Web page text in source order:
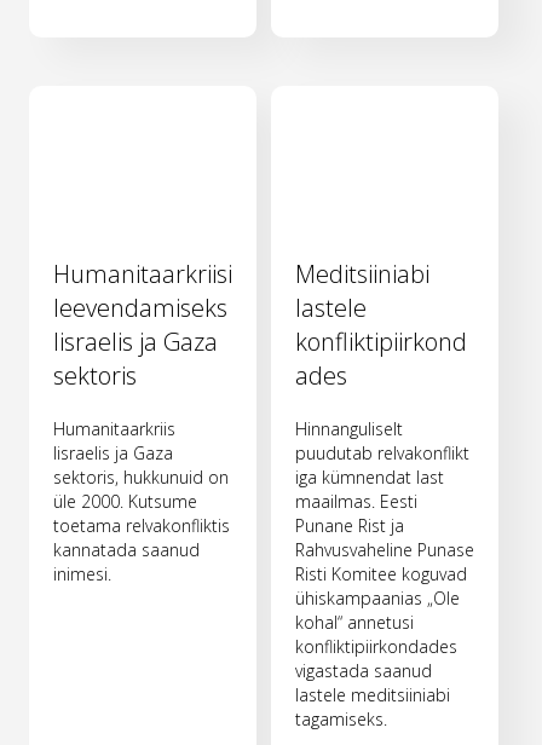
Humanitaarkriisi
leevendamiseks
Iisraelis ja Gaza
sektoris
Humanitaarkriis
Iisraelis ja Gaza
sektoris, hukkunuid on
üle 2000. Kutsume
toetama relvakonfliktis
kannatada saanud
inimesi.
Meditsiiniabi
lastele
konfliktipiirkond
ades
Hinnanguliselt
puudutab relvakonflikt
iga kümnendat last
maailmas. Eesti
Punane Rist ja
Rahvusvaheline Punase
Risti Komitee koguvad
ühiskampaanias „Ole
kohal“ annetusi
konfliktipiirkondades
vigastada saanud
lastele meditsiiniabi
tagamiseks.